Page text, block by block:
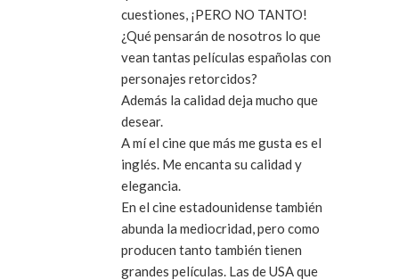
cuestiones, ¡PERO NO TANTO!
¿Qué pensarán de nosotros lo que
vean tantas películas españolas con
personajes retorcidos?
Además la calidad deja mucho que
desear.
A mí el cine que más me gusta es el
inglés. Me encanta su calidad y
elegancia.
En el cine estadounidense también
abunda la mediocridad, pero como
producen tanto también tienen
grandes películas. Las de USA que